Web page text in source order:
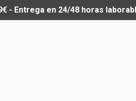
- Entrega en 24/48 horas